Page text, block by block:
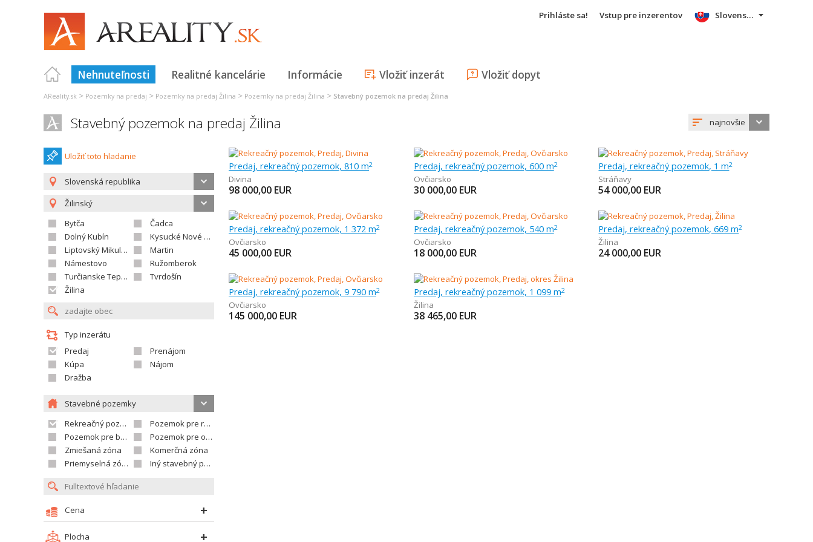
Prihláste sa! Vstup pre inzerentov
Nehnuteľnosti Realitné kancelárie Informácie Vložiť inzerát Vložiť dopyt
Slovensky
AReality.sk > Pozemky na predaj > Pozemky na predaj Žilina > Pozemky na predaj Žilina > Stavebný pozemok na predaj Žilina
Stavebný pozemok na predaj Žilina najnovšie
Uložiť toto hladanie
Slovenská republika
Žilinský
Bytča
Čadca
Dolný Kubín
Kysucké Nové Mesto
Liptovský Mikuláš
Martin
Námestovo
Ružomberok
Turčianske Teplice
Tvrdošín
Žilina
Typ inzerátu
Predaj
Prenájom
Kúpa
Nájom
Dražba
Stavebné pozemky
Rekreačný pozemok
Pozemok pre rodinné domy
Pozemok pre bytovú výstavbu
Pozemok pre občian.vybavenosť
Zmiešaná zóna
Komerčná zóna
Priemyselná zóna
Iný stavebný pozemok
Cena
Plocha
Predaj, rekreačný pozemok, 810 m2
Divina
98 000,00 EUR
Predaj, rekreačný pozemok, 600 m2
Ovčiarsko
30 000,00 EUR
Predaj, rekreačný pozemok, 1 m2
Stráňavy
54 000,00 EUR
Predaj, rekreačný pozemok, 1 372 m2
Ovčiarsko
45 000,00 EUR
Predaj, rekreačný pozemok, 540 m2
Ovčiarsko
18 000,00 EUR
Predaj, rekreačný pozemok, 669 m2
Žilina
24 000,00 EUR
Predaj, rekreačný pozemok, 9 790 m2
Ovčiarsko
145 000,00 EUR
Predaj, rekreačný pozemok, 1 099 m2
Žilina
38 465,00 EUR